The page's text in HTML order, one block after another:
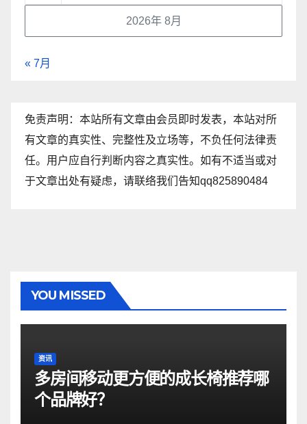
2026年 8月
« 7月
免责声明：本站所有文章由会员即时发表，本站对所
有文章的真实性、完整性及立场等，不负任何法律责
任。用户应自行判断内容之真实性。如有不适当或对
于文章出处有疑虑，请联络我们告知qq825890484
YOU MISSED
资讯
多房间移动更方便的成长椅推荐哪
个品牌好？